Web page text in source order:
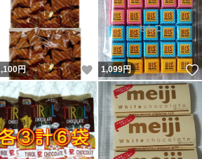
ね！
円 いいね！
1,099円